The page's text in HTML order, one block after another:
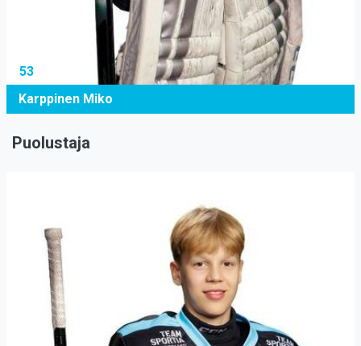
53
Karppinen Miko
Puolustaja